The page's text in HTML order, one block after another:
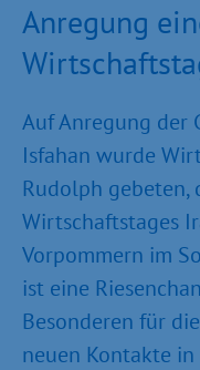
Anregung
Auf Anregung der
Isfahan wurde
Rudolph gebeten,
Wirtschaftstages
Vorpommern im
ist eine
Besonderen für
neuen Kontakte